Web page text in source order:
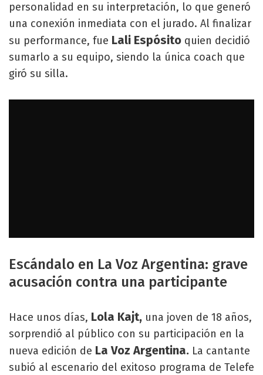
personalidad en su interpretación, lo que generó
una conexión inmediata con el jurado. Al finalizar
su performance, fue Lali Espósito quien decidió
sumarlo a su equipo, siendo la única coach que
giró su silla.
Escándalo en La Voz Argentina: grave
acusación contra una participante
Hace unos días, Lola Kajt, una joven de 18 años,
sorprendió al público con su participación en la
nueva edición de La Voz Argentina. La cantante
subió al escenario del exitoso programa de Telefe